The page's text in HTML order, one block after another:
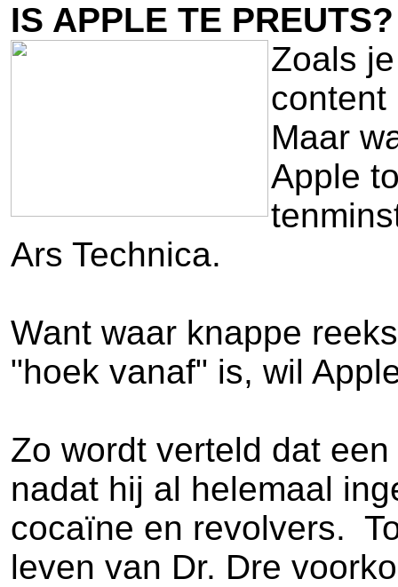
IS APPLE TE PREUTS?
Zoals
content
Maar
Apple
Ars Technica.
Want waar knappe
"hoek vanaf" is, wil
Zo wordt verteld dat
nadat hij al helemaal
cocaïne en revolvers.
leven van Dr. Dre